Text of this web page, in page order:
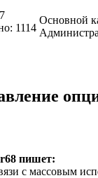
1114
Основной
пишет:
с массовым